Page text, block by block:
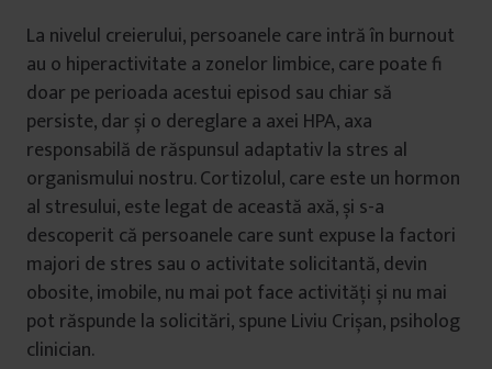
La nivelul creierului, persoanele care intră în burnout
au o hiperactivitate a zonelor limbice, care poate fi
doar pe perioada acestui episod sau chiar să
persiste, dar și o dereglare a axei HPA, axa
responsabilă de răspunsul adaptativ la stres al
organismului nostru. Cortizolul, care este un hormon
al stresului, este legat de această axă, și s-a
descoperit că persoanele care sunt expuse la factori
majori de stres sau o activitate solicitantă, devin
obosite, imobile, nu mai pot face activități și nu mai
pot răspunde la solicitări, spune Liviu Crișan, psiholog
clinician.